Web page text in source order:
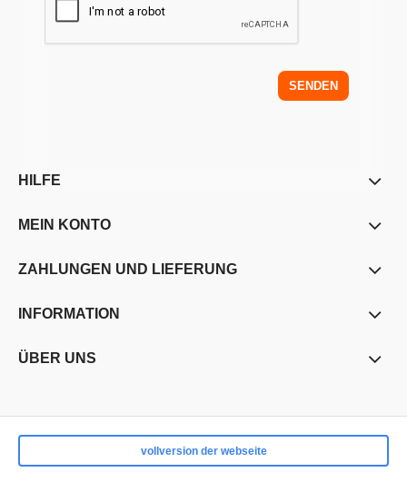
SENDEN
HILFE
MEIN KONTO
ZAHLUNGEN UND LIEFERUNG
INFORMATION
ÜBER UNS
vollversion der webseite